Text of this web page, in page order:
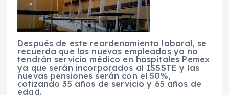
Después de este reordenamiento laboral, se
recuerda que los nuevos empleados ya no
tendrán servicio médico en hospitales Pemex
ya que serán incorporados al ISSSTE y las
nuevas pensiones serán con el 50%,
cotizando 35 años de servicio y 65 años de
edad.